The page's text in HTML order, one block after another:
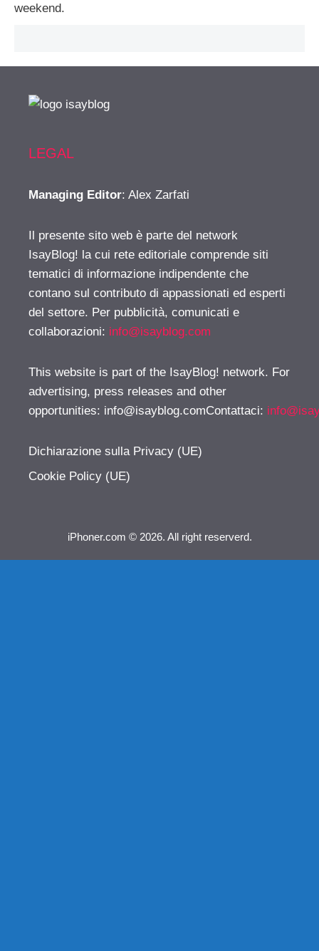
weekend.
LEGAL
Managing Editor: Alex Zarfati
Il presente sito web è parte del network
IsayBlog! la cui rete editoriale comprende siti
tematici di informazione indipendente che
contano sul contributo di appassionati ed esperti
del settore. Per pubblicità, comunicati e
collaborazioni: info@isayblog.com
This website is part of the IsayBlog! network. For
advertising, press releases and other
opportunities: info@isayblog.comContattaci:
Dichiarazione sulla Privacy (UE)
Cookie Policy (UE)
iPhoner.com © 2026. All right reserverd.